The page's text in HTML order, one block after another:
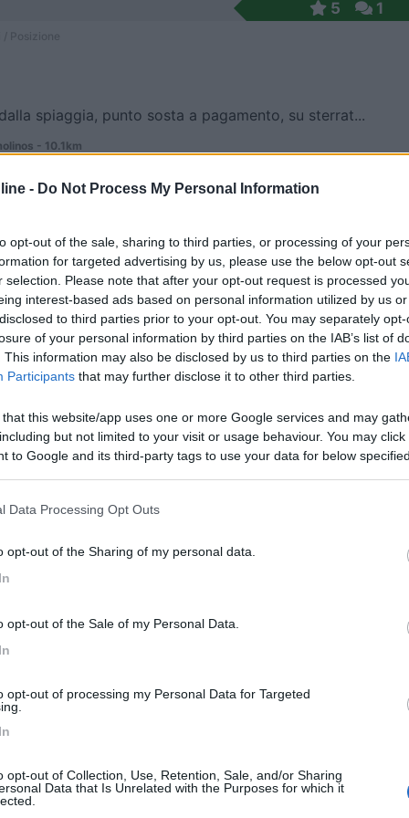
- Do Not Process My Personal Information
opt-out of the sale, sharing to third parties, or processing of your
for targeted advertising by us, please use the below opt-out
selection. Please note that after your opt-out request is processed
interest-based ads based on personal information utilized by us
to third parties prior to your opt-out. You may separately
of your personal information by third parties on the IAB’s list of
This information may also be disclosed by us to third parties on the
Participants that may further disclose it to other third parties.
that this website/app uses one or more Google services and may
but not limited to your visit or usage behaviour. You may
to Google and its third-party tags to use your data for below
Data Processing Opt Outs
opt-out of the Sharing of my personal data.
opt-out of the Sale of my Personal Data.
opt-out of processing my Personal Data for Targeted
opt-out of Collection, Use, Retention, Sale, and/or Sharing
Data that Is Unrelated with the Purposes for which it
5 1
spiaggia, punto sosta a pagamento, su sterrat...
- 10.1km
m da playa Benalgon e a 1 km circa dal centro...
Benagalbòn - 16.3km
/ Posizione
presso strutture sportive, in parcheggio mist...
de Cervantes
Posizione
per una dozzina di camper non lontana dal c...
(Malaga) - 41.2km